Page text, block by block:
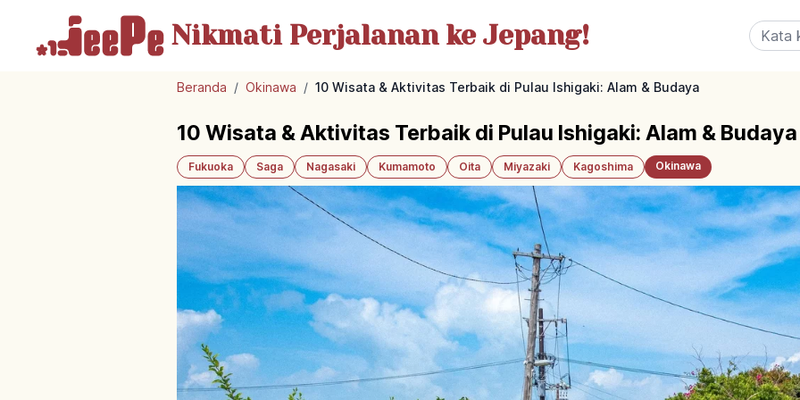
Nikmati Perjalananke Jepang!
Beranda / Okinawa / 10 Wisata & Aktivitas Terbaik di Pulau Ishigaki: Alam & Budaya
10 Wisata & Aktivitas Terbaik di Pulau Ishigaki: Alam & Budaya
Fukuoka Saga Nagasaki Kumamoto Oita Miyazaki Kagoshima Okinawa